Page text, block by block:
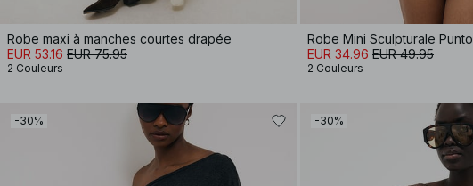
Robe maxi à manches courtes drapée
EUR 53.16 EUR 75.95
2 Couleurs
Robe Mini Sculpturale Punto
EUR 34.96 EUR 49.95
2 Couleurs
-30% -30%